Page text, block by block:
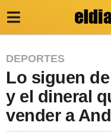
2
a
ñ
o
DEPORTES
Lo siguen
y el dineral
vender a